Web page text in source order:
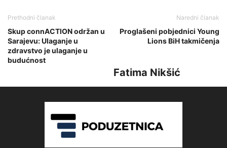
Prethodni članak
Skup connACTION održan u
Sarajevu: Ulaganje u
zdravstvo je ulaganje u
budućnost
Naredni članak
Proglašeni pobjednici Young
Lions BiH takmičenja
Fatima Nikšić